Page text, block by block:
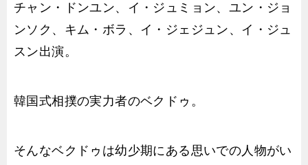
チャン・ドンユン、イ・ジュミョン、ユン・ジョ
ンソク、キム・ボラ、イ・ジェジュン、イ・ジュ
スン出演。
韓国式相撲の実力者のベクドゥ。
そんなベクドゥは幼少期にある思いでの人物がい